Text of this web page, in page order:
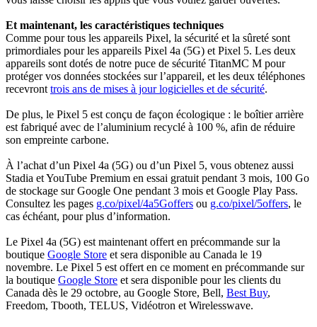
Et maintenant, les caractéristiques techniques
Comme pour tous les appareils Pixel, la sécurité et la sûreté sont
primordiales pour les appareils Pixel 4a (5G) et Pixel 5. Les deux
appareils sont dotés de notre puce de sécurité TitanMC M pour
protéger vos données stockées sur l’appareil, et les deux téléphones
recevronttrois ans de mises à jour logicielles et de sécurité.
De plus, le Pixel 5 est conçu de façon écologique : le boîtier arrière
est fabriqué avec de l’aluminium recyclé à 100 %, afin de réduire
son empreinte carbone.
À l’achat d’un Pixel 4a (5G) ou d’un Pixel 5, vous obtenez aussi
Stadia et YouTube Premium en essai gratuit pendant 3 mois, 100 Go
de stockage sur Google One pendant 3 mois et Google Play Pass.
Consultez les pages g.co/pixel/4a5Goffers ou g.co/pixel/5offers, le
cas échéant, pour plus d’information.
Le Pixel 4a (5G) est maintenant offert en précommande sur la
boutique Google Store et sera disponible au Canada le 19
novembre. Le Pixel 5 est offert en ce moment en précommande sur
la boutique Google Store et sera disponible pour les clients du
Canada dès le 29 octobre, au Google Store, Bell, Best Buy,
Freedom, Tbooth, TELUS, Vidéotron et Wirelesswave.